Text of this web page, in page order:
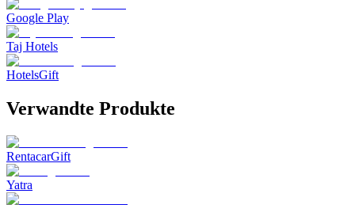
Google Play
Taj Hotels
HotelsGift
Verwandte Produkte
RentacarGift
Yatra